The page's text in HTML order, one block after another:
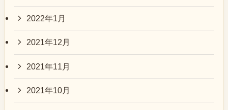
2022年1月
2021年12月
2021年11月
2021年10月